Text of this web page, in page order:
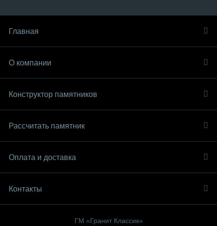
Главная
О компании
Конструктор памятников
Рассчитать памятник
Оплата и доставка
Контакты
ГМ «Гранит Классик»